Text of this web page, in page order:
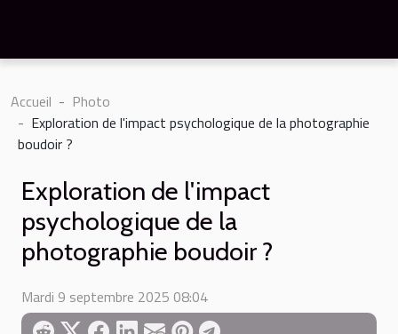
Accueil
Photo
Exploration de l'impact psychologique de la photographie
boudoir ?
Exploration de l'impact
psychologique de la
photographie boudoir ?
Mardi 9 septembre 2025 08:04